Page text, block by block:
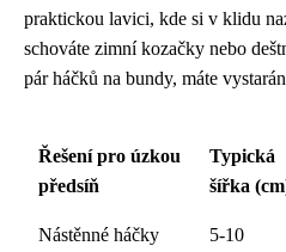
praktickou lavici, kde si v klidu
schováte zimní kozačky nebo
pár háčků na bundy, máte
Řešení pro úzkou
předsíň
Typická
šířka
Nástěnné háčky 5-10